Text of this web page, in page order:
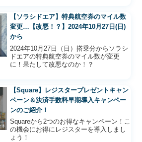
【ソラシドエア】特典航空券のマイル数
変更…【改悪！？】2024年10月27日(日)
から
2024年10月27日（日）搭乗分からソラシ
ドエアの特典航空券のマイル数が変更
に！果たして改悪なのか！？
【Square】レジスタープレゼントキャン
ペーン＆決済手数料早期導入キャンペー
ンのご紹介！
Squareから2つのお得なキャンペーン！こ
の機会にお得にレジスターを導入しまし
ょう！